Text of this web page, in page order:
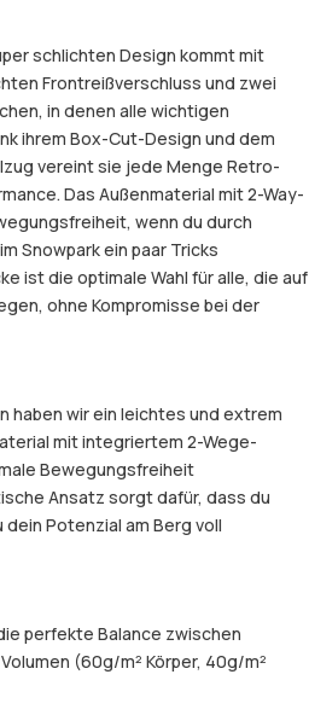
schlichten Design kommt mit
Frontreißverschluss und zwei
in denen alle wichtigen
ihrem Box-Cut-Design und dem
vereint sie jede Menge Retro-
Das Außenmaterial mit 2-Way-
wenn du durch
Snowpark ein paar Tricks
ist die optimale Wahl für alle, die auf
ohne Kompromisse bei der
haben wir ein leichtes und extrem
mit integriertem 2-Wege-
Bewegungsfreiheit
Ansatz sorgt dafür, dass du
Potenzial am Berg voll
perfekte Balance zwischen
(60g/m² Körper, 40g/m²